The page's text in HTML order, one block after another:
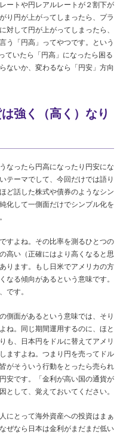
ートや円レアルレートが２割下が
り円が上がってしまったら、プラ
対して円が上がってしまったら、
う「円高」ってやつです。という
ていたら「円高」になったら困る
ないか、変わるなら「円安」方向
強く（高く）なり
なったら円高になったり円安にな
テーマでして、今回だけでは語り
ど話した株式や債券のようなシン
化して一側面だけでシンプル化を
すよね。その比率を測るひとつの
高い（正確にはより高くなると思
ります。もし日米でアメリカの方
なる傾向があるという意味です。
です。
側面があるという意味では、そり
ね。同じ期間運用するのに、ほと
も、日本円をドルに替えてアメリ
ますよね。つまり円を売ってドル
がそういう行動をとったら売られ
安です。「金利が高い国の通貨が
して、覚えておいてください。
にとって海外資産への投資はまぁ
ぜなら日本は金利がまだまだ低い